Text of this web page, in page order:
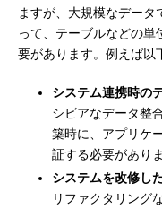
ますが、大規模なデー
って、テーブルなどの
要があります。例えば以
システム連携時の
シビアなデータ整
築時に、アプリケ
証する必要があり
システムを改修し
リファクタリング